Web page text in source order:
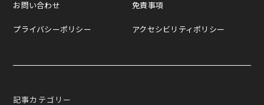
お問い合わせ
プライバシーポリシー
免責事項
アクセシビリティポリシー
記事カテゴリー